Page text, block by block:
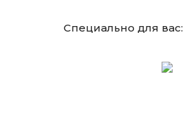
Специально для вас: